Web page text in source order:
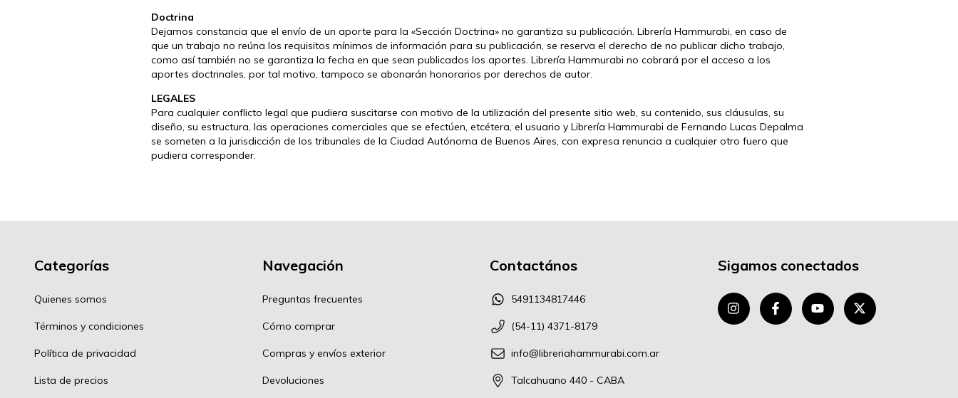
Doctrina
Dejamos constancia que el envío de un aporte para la «Sección Doctrina» no garantiza su publicación. Librería Hammurabi, en caso de
que un trabajo no reúna los requisitos mínimos de información para su publicación, se reserva el derecho de no publicar dicho trabajo,
como así también no se garantiza la fecha en que sean publicados los aportes. Librería Hammurabi no cobrará por el acceso a los
aportes doctrinales, por tal motivo, tampoco se abonarán honorarios por derechos de autor.
LEGALES
Para cualquier conflicto legal que pudiera suscitarse con motivo de la utilización del presente sitio web, su contenido, sus cláusulas, su
diseño, su estructura, las operaciones comerciales que se efectúen, etcétera, el usuario y Librería Hammurabi de Fernando Lucas Depalma
se someten a la jurisdicción de los tribunales de la Ciudad Autónoma de Buenos Aires, con expresa renuncia a cualquier otro fuero que
pudiera corresponder.
Categorías
Quienes somos
Términos y condiciones
Política de privacidad
Lista de precios
Navegación
Preguntas frecuentes
Cómo comprar
Compras y envíos exterior
Devoluciones
Contactános
5491134817446
(54-11) 4371-8179
info@libreriahammurabi.com.ar
Talcahuano 440 - CABA
Sigamos conectados